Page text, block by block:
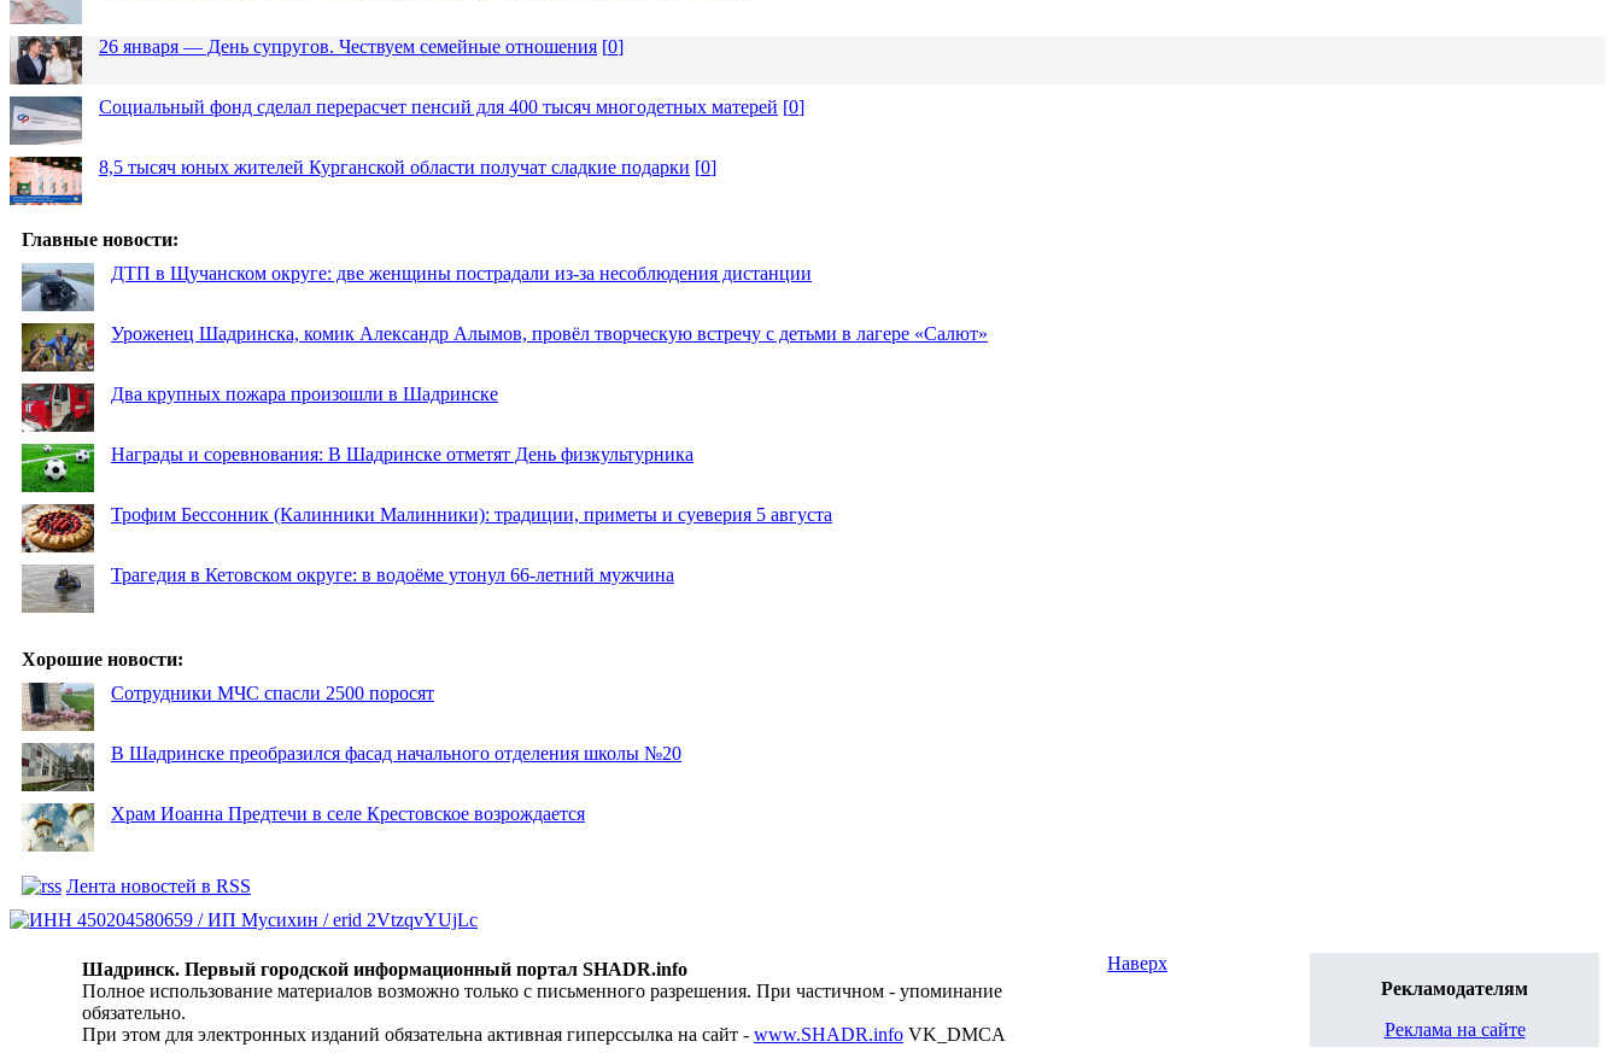
26 января — День супругов. Чествуем семейные отношения [0]
Социальный фонд сделал перерасчет пенсий для 400 тысяч многодетных матерей [0]
8,5 тысяч юных жителей Курганской области получат сладкие подарки [0]
Главные новости:
ДТП в Щучанском округе: две женщины пострадали из-за несоблюдения дистанции
Уроженец Шадринска, комик Александр Алымов, провёл творческую встречу с детьми в лагере «Салют»
Два крупных пожара произошли в Шадринске
Награды и соревнования: В Шадринске отметят День физкультурника
Трофим Бессонник (Калинники Малинники): традиции, приметы и суеверия 5 августа
Трагедия в Кетовском округе: в водоёме утонул 66-летний мужчина
Хорошие новости:
Сотрудники МЧС спасли 2500 поросят
В Шадринске преобразился фасад начального отделения школы №20
Храм Иоанна Предтечи в селе Крестовское возрождается
Лента новостей в RSS
Шадринск. Первый городской информационный портал SHADR.info
Полное использование материалов возможно только с письменного разрешения. При частичном - упоминание
обязательно.
При этом для электронных изданий обязательна активная гиперссылка на сайт - www.SHADR.info VK_DMCA
Рекламодателям
Реклама на сайте
Наверх